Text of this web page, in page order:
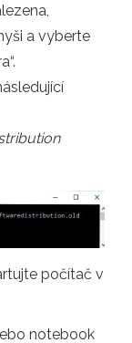
a vyberte
počítač v
notebook